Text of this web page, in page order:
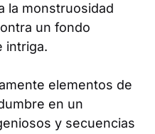
la monstruosidad
un fondo
intriga.
elementos de
en un
y secuencias